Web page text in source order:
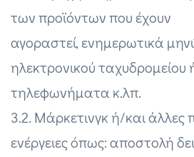
των προϊόντων που έχουν
αγοραστεί, ενημερωτικά
ηλεκτρονικού
τηλεφωνήματα κ.λπ.
3.2. Μάρκετινγκ ή/και άλλες
ενέργειες όπως: αποστολή